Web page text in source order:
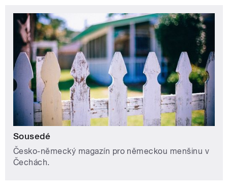
Sousedé
Česko-německý magazín pro německou menšinu v
Čechách.